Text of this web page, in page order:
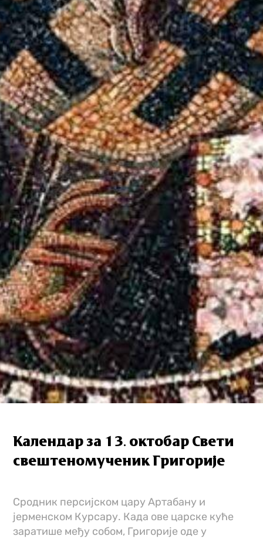
Календар за 13. октобар Свети
свештеномученик Григорије
Сродник персијском цару Артабану и
јерменском Курсару. Када ове царске куће
заратише међу собом, Григорије оде у